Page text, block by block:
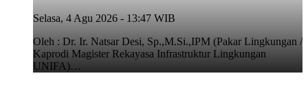
Selasa, 4 Agu 2026 - 13:47 WIB
Oleh : Dr. Ir. Natsar Desi, Sp.,M.Si.,IPM (Pakar Lingkungan /
Kaprodi Magister Rekayasa Infrastruktur Lingkungan
UNIFA)…